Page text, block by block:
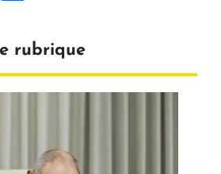
rubrique